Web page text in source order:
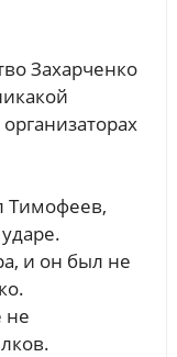
Захарченко
Тимофеев,
и он был не
не